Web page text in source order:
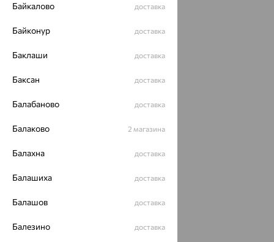
Разработка сайта —
Байкалово доставка
Байконур доставка
Баклаши доставка
Баксан доставка
Балабаново доставка
Балаково 2 магазина
Балахна доставка
Балашиха доставка
Балашов доставка
Балезино доставка